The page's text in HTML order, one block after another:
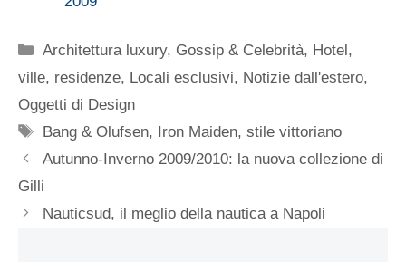
Categorie
Architettura luxury, Gossip & Celebrità, Hotel,
ville, residenze, Locali esclusivi, Notizie dall'estero,
Oggetti di Design
Tag
Bang & Olufsen, Iron Maiden,stile vittoriano
Autunno-Inverno 2009/2010: la nuova collezione di
Gilli
Nauticsud, il meglio della nautica a Napoli